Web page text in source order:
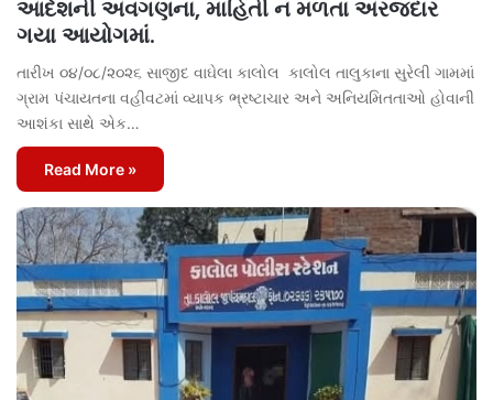
આદેશની અવગણના, માહિતી ન મળતા અરજદાર
ગયા આયોગમાં.
તારીખ ૦૪/૦૮/૨૦૨૬ સાજીદ વાઘેલા કાલોલ કાલોલ તાલુકાના સુરેલી ગામમાં
ગ્રામ પંચાયતના વહીવટમાં વ્યાપક ભ્રષ્ટાચાર અને અનિયમિતતાઓ હોવાની
આશંકા સાથે એક…
Read More »